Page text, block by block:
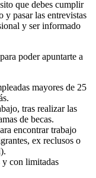
que debes cumplir
y pasar las entrevistas
y ser informado
poder apuntarte a
mayores de 25
tras realizar las
de becas.
encontrar trabajo
ex reclusos o
y con limitadas